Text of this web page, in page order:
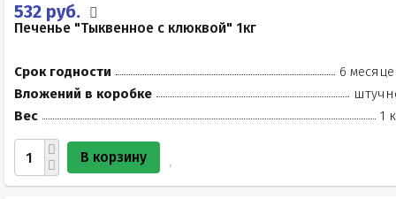
532 руб.
Печенье "Тыквенное с клюквой" 1кг
Срок годности
6
Вложений в коробке
Вес
1
В корзину